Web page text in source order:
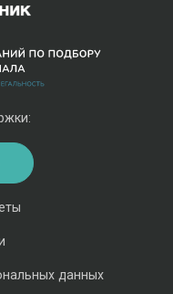
данных